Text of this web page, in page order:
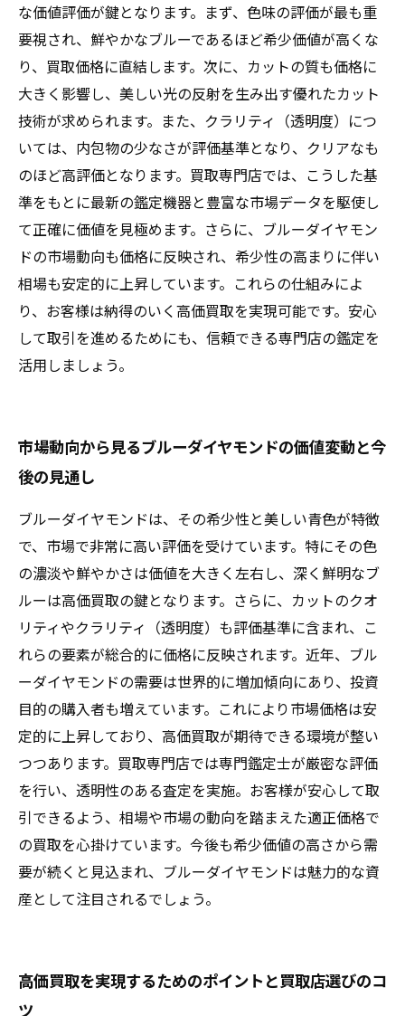
な価値評価が鍵となります。まず、色味の評価が最も重
要視され、鮮やかなブルーであるほど希少価値が高くな
り、買取価格に直結します。次に、カットの質も価格に
大きく影響し、美しい光の反射を生み出す優れたカット
技術が求められます。また、クラリティ（透明度）につ
いては、内包物の少なさが評価基準となり、クリアなも
のほど高評価となります。買取専門店では、こうした基
準をもとに最新の鑑定機器と豊富な市場データを駆使し
て正確に価値を見極めます。さらに、ブルーダイヤモン
ドの市場動向も価格に反映され、希少性の高まりに伴い
相場も安定的に上昇しています。これらの仕組みによ
り、お客様は納得のいく高価買取を実現可能です。安心
して取引を進めるためにも、信頼できる専門店の鑑定を
活用しましょう。
市場動向から見るブルーダイヤモンドの価値変動と今
後の見通し
ブルーダイヤモンドは、その希少性と美しい青色が特徴
で、市場で非常に高い評価を受けています。特にその色
の濃淡や鮮やかさは価値を大きく左右し、深く鮮明なブ
ルーは高価買取の鍵となります。さらに、カットのクオ
リティやクラリティ（透明度）も評価基準に含まれ、こ
れらの要素が総合的に価格に反映されます。近年、ブル
ーダイヤモンドの需要は世界的に増加傾向にあり、投資
目的の購入者も増えています。これにより市場価格は安
定的に上昇しており、高価買取が期待できる環境が整い
つつあります。買取専門店では専門鑑定士が厳密な評価
を行い、透明性のある査定を実施。お客様が安心して取
引できるよう、相場や市場の動向を踏まえた適正価格で
の買取を心掛けています。今後も希少価値の高さから需
要が続くと見込まれ、ブルーダイヤモンドは魅力的な資
産として注目されるでしょう。
高価買取を実現するためのポイントと買取店選びのコ
ツ